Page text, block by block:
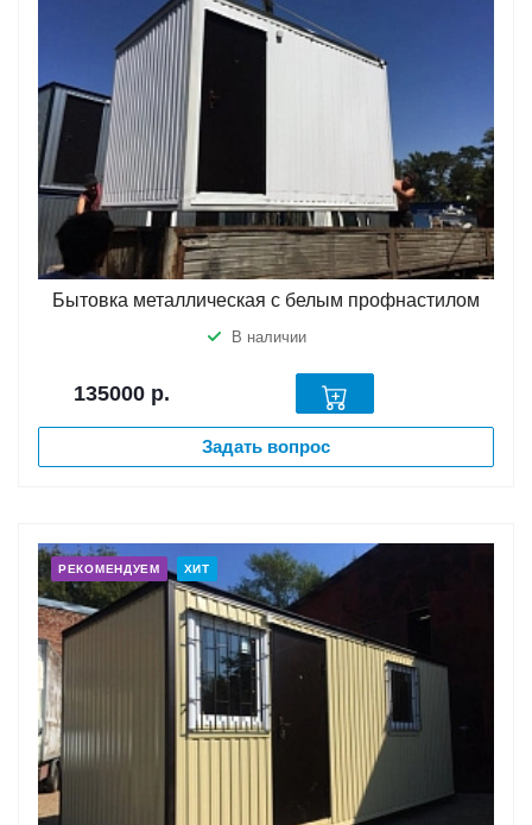
Бытовка металлическая с белым профнастилом
В наличии
135000 р.
Задать вопрос
РЕКОМЕНДУЕМ ХИТ